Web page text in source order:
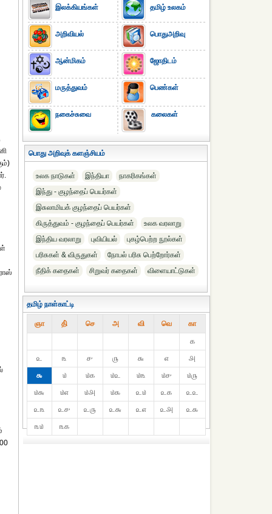
இலக்கியங்கள்
அறிவியல்
ஆன்மிகம்
மருத்துவம்
நகைச்சுவை
தமிழ் உலகம்
பொதுஅறிவு
ஜோதிடம்
பெண்கள்
கலைகள்
பொது அறிவுக் களஞ்சியம்
உலக நாடுகள் இந்தியா
நாகரிகங்கள்
இந்து - குழந்தைப் பெயர்கள்
இசுலாமியக் குழந்தைப் பெயர்கள்
கிருத்துவம் - குழந்தைப் பெயர்கள்
உலக வரலாறு
இந்திய வரலாறு
புவியியல்
புகழ்பெற்ற நூல்கள்
பரிசுகள் & விருதுகள்
நோபல் பரிசு‎ பெற்றோர்‎கள்
நீதிக் கதைகள்
சிறுவர் கதைகள் விளையாட்டுகள்
தமிழ் நாள்காட்டி
ஞா தி் செ அ வி வெ கா
௧
௨
௩ ௪ ௫ ௬ ௭
௮
௯
௰ ௰௧ ௰௨ ௰௩ ௰௪
௰௫
௰௬
௰௭ ௰௮ ௰௯ ௨௰ ௨௧
௨௨
௨௩
௨௪ ௨௫ ௨௬ ௨௭ ௨௮
௨௯
௩௰
௩௧